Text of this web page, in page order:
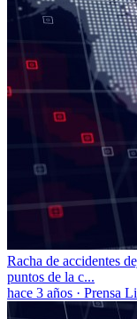
Racha de accidentes
puntos de la c...
hace 3 años · Prensa